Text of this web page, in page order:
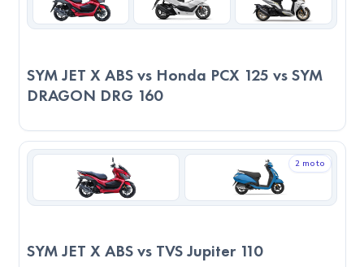
edilen: 2023 SYM JET X TCS. Nihai tercih; ergonomi, sigorta,
SYM JET X ABS vs Honda PCX 125 vs SYM
DRAGON DRG 160
2 moto
SYM JET X ABS vs TVS Jupiter 110